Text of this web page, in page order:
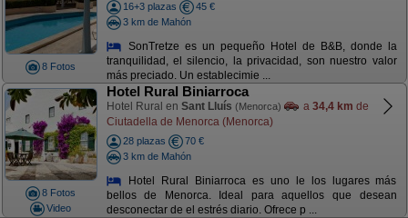
8 Fotos
16+3 plazas
45 €
3 km de Mahón
SonTretze es un pequeño Hotel de B&B, donde la
tranquilidad, el silencio, la privacidad, son nuestro valor
más preciado. Un establecimie ...
8 Fotos
Video
Hotel Rural Biniarroca
Hotel Rural en Sant Lluís (Menorca) a 34,4 km de
Ciutadella de Menorca (Menorca)
28 plazas
70 €
3 km de Mahón
Hotel Rural Biniarroca es uno le los lugares más
bellos de Menorca. Ideal para aquellos que desean
desconectar de el estrés diario. Ofrece p ...